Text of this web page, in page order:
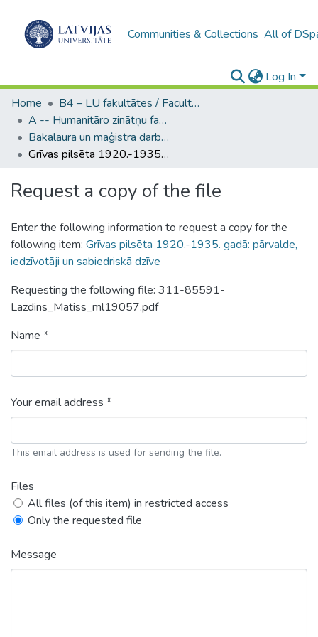
Communities & Collections All of
Log In
Home
B4 – LU fakultātes / Faculties of the UL
A -- Humanitāro zinātņu fakultāte / Faculty of Humanities
Bakalaura un maģistra darbi (HZF) / Bachelor's and Master's theses
Grīvas pilsēta 1920.-1935. gadā: pārvalde, iedzīvotāji un sabiedriskā dzīve
Request a copy of the file
Enter the following information to request a copy for the
following item: Grīvas pilsēta 1920.-1935. gadā: pārvalde,
iedzīvotāji un sabiedriskā dzīve
Requesting the following file: 311-85591-
Lazdins_Matiss_ml19057.pdf
Name *
Your email address *
This email address is used for sending the file.
Files
All files (of this item) in restricted access
Only the requested file
Message